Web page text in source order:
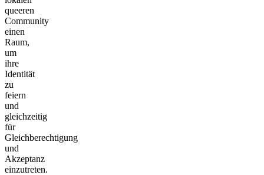
queeren
Community
einen
Raum,
um
ihre
Identität
zu
feiern
und
gleichzeitig
für
Gleichberechtigung
und
Akzeptanz
einzutreten.